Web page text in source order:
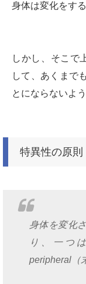
身体は変化をす
しかし、そこで
して、あくまで
とにならないよ
特異性の原則
身体を変化
り、一つ
peripheral（